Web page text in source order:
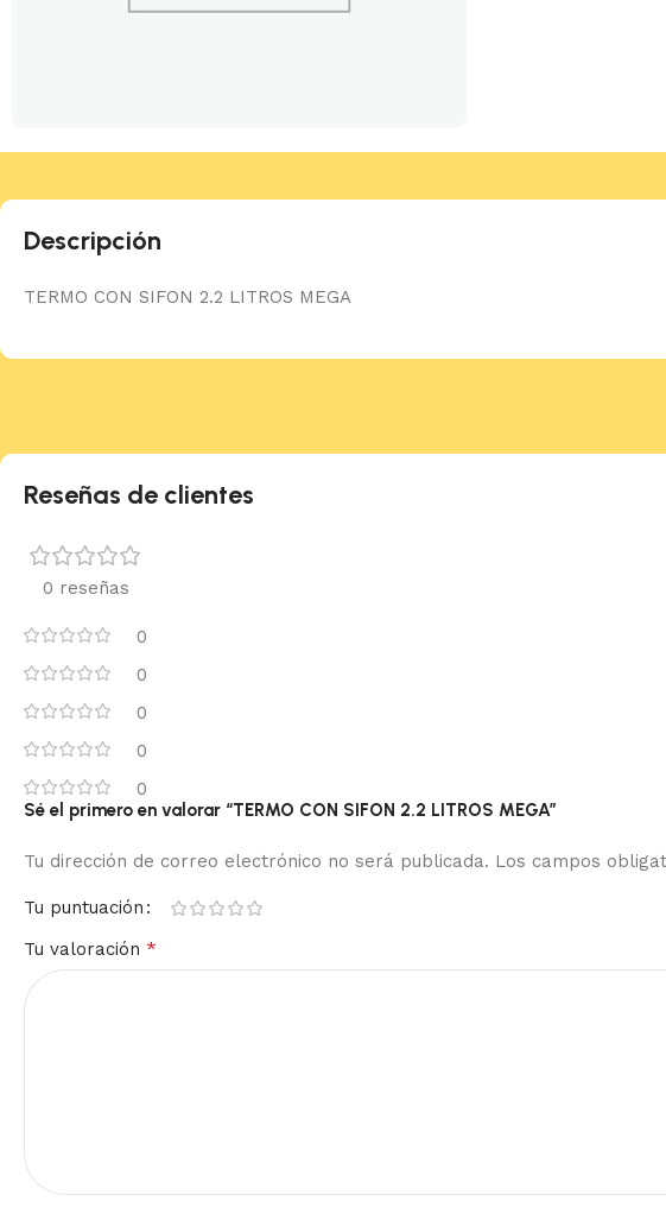
Descripción
TERMO CON SIFON 2.2 LITROS MEGA
Reseñas de clientes
0 reseñas
0
0
0
0
0
Sé el primero en valorar “TERMO CON SIFON 2.2 LITROS MEGA”
Tu dirección de correo electrónico no será publicada. Los campos
Tu puntuación
Tu valoración *